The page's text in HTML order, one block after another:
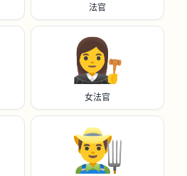
法官
👩‍⚖️
女法官
👨‍🌾